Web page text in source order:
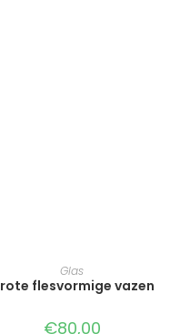
AAN WINKELWAGEN
Glas
flesvormige vazen
€80,00